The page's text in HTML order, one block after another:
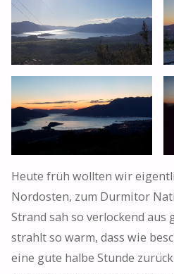
Heute früh wollten wir
Nordosten, zum Durmitor
Strand sah so verlockend aus
strahlt so warm, dass wie
eine gute halbe Stunde